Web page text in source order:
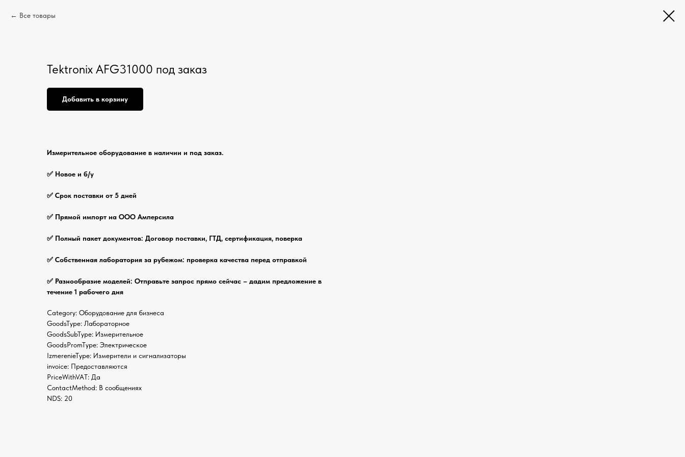
Все товары
Tektronix AFG31000 под заказ
Добавить в корзину
Измерительное оборудование в наличии и под заказ.
✅ Новое и б/у
✅ Срок поставки от 5 дней
✅ Прямой импорт на ООО Амперсила
✅ Полный пакет документов: Договор поставки, ГТД, сертификация, поверка
✅ Собственная лаборатория за рубежом: проверка качества перед отправкой
✅ Разнообразие моделей: Отправьте запрос прямо сейчас – дадим предложение в
течение 1 рабочего дня
Category: Оборудование для бизнеса
GoodsType: Лабораторное
GoodsSubType: Измерительное
GoodsPromType: Электрическое
IzmerenieType: Измерители и сигнализаторы
invoice: Предоставляются
PriceWithVAT: Да
ContactMethod: В сообщениях
NDS: 20